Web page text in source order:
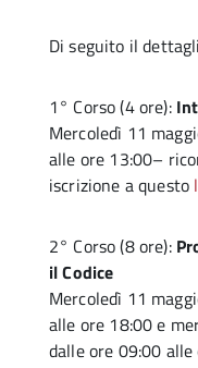
Di seguito il
1° Corso (4 ore):
Mercoledì 11
alle ore 13:00–
iscrizione a questo
2° Corso (8 ore):
il Codice
Mercoledì 11
alle ore 18:00 e
dalle ore 09:00